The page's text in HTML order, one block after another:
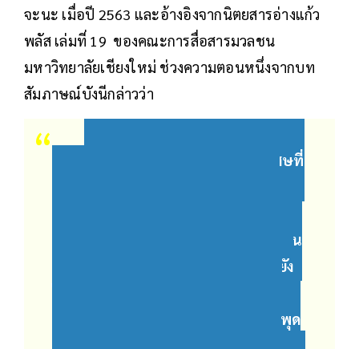
จะนะ เมื่อปี 2563 และอ้างอิงจากนิตยสารอ่างแก้ว
พลัส เล่มที่ 19 ของคณะการสื่อสารมวลชน
มหาวิทยาลัยเชียงใหม่ ช่วงความตอนหนึ่งจากบท
สัมภาษณ์บังนีกล่าวว่า
“ในแผนพัฒนาเศรษฐกิจพิเศษที่
แบบที่ 4 ผมงงว่าอุตสาหกรรมต้นแบบมัน
ต้องดีกว่านี้สิ แต่เพราะแบบเก่ามันถึงยัง
เช่น ดูสภาพนิคมอุตสาหกรรมมาบตาพุด